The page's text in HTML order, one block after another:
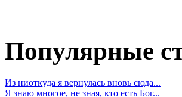
Популярные
Из ниоткуда я вернулась вновь сюда...
Я знаю многое, не зная, кто есть Бог...